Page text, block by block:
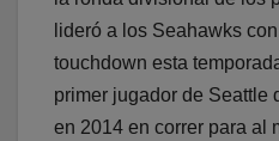
lideró a los Seahawks
touchdown esta
primer jugador de Seattle
en 2014 en correr para al